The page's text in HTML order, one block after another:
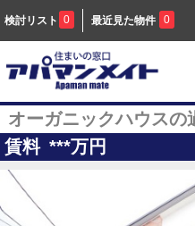
検討リスト 0 最近見た物件 0
オーガニックハウスの
賃料 ***万円